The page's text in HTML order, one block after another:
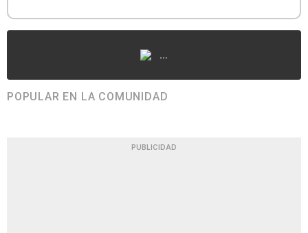
...
POPULAR EN LA COMUNIDAD
PUBLICIDAD